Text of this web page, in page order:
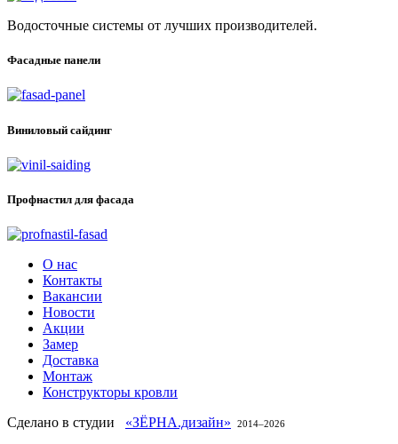
Водосточные системы от лучших производителей.
Фасадные панели
Виниловый сайдинг
Профнастил для фасада
О нас
Контакты
Вакансии
Новости
Акции
Замер
Доставка
Монтаж
Конструкторы кровли
Сделано в студии «ЗЁРНА.дизайн» 2014–2026